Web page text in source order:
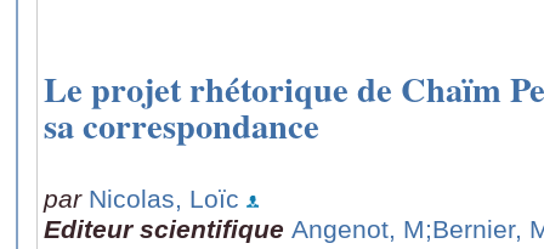
Le projet rhétorique de Chaïm
sa correspondance
par Nicolas, Loïc
Editeur scientifique Angenot, M;Bernier,